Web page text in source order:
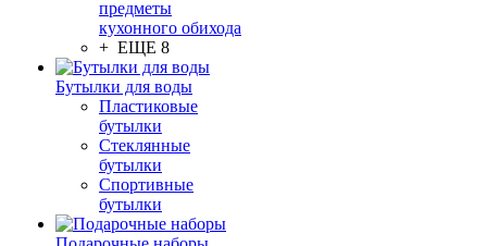
предметы
кухонного обихода
+ ЕЩЕ 8
Бутылки для воды
Пластиковые
бутылки
Стеклянные
бутылки
Спортивные
бутылки